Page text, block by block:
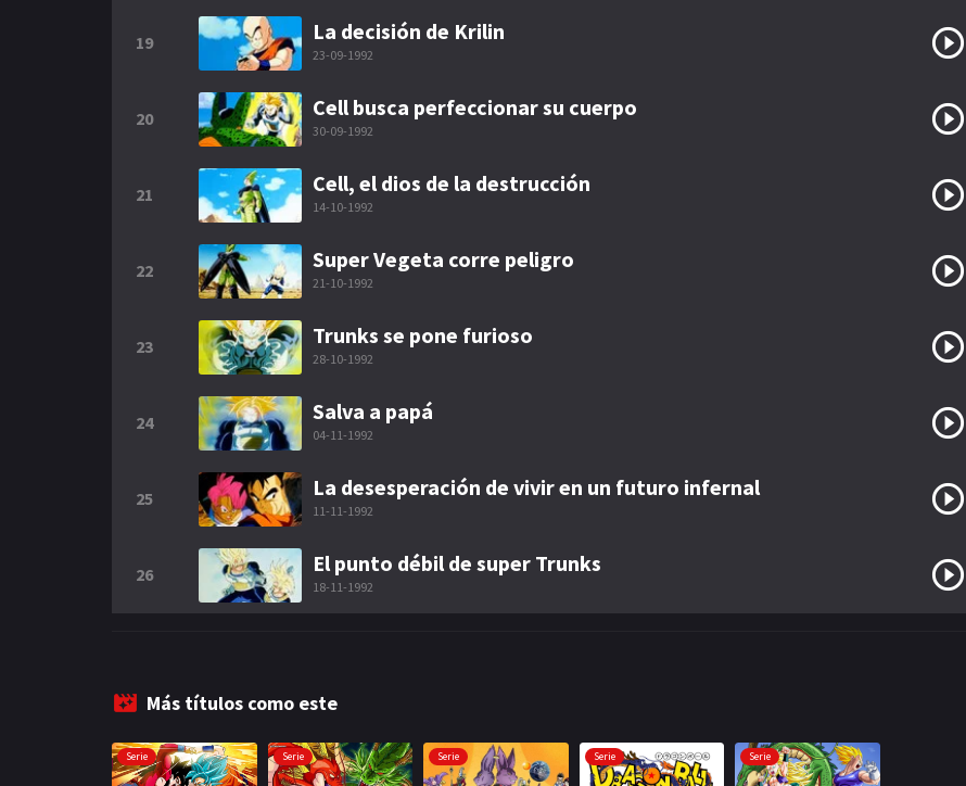
19 La decisión de Krilin
23-09-1992
20 Cell busca perfeccionar su cuerpo
30-09-1992
21 Cell, el dios de la destrucción
14-10-1992
22 Super Vegeta corre peligro
21-10-1992
23 Trunks se pone furioso
28-10-1992
24 Salva a papá
04-11-1992
25 La desesperación de vivir en un futuro infernal
11-11-1992
26 El punto débil de super Trunks
18-11-1992
Más títulos como este
Serie Serie Serie Serie Serie